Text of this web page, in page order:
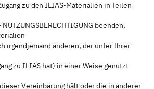
zu den ILIAS-Materialien in Teilen
beenden,
irgendjemand anderen, der unter Ihrer
zu ILIAS hat) in einer Weise genutzt
Vereinbarung hält oder die in anderer